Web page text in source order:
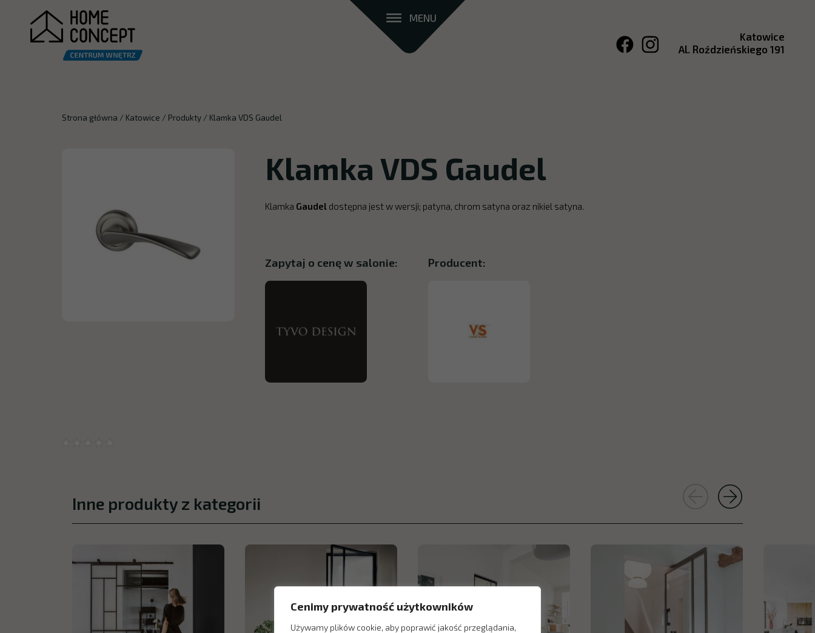
Cenimy prywatność użytkowników
Używamy plików cookie, aby poprawić jakość przeglądania,
MENU
Katowice
Al. Roździeńskiego 191
Strona główna / Katowice /Produkty / Klamka VDS Gaudel
Klamka VDS Gaudel
Klamka Gaudel dostępna jest w wersji; patyna, chrom satyna oraz nikiel satyna.
Zapytaj o cenę w salonie: Producent:
Inne produkty z kategorii